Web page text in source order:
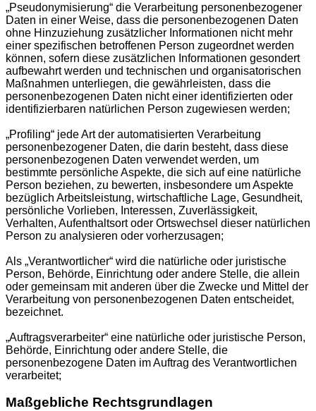
„Pseudonymisierung“ die Verarbeitung personenbezogener
Daten in einer Weise, dass die personenbezogenen Daten
ohne Hinzuziehung zusätzlicher Informationen nicht mehr
einer spezifischen betroffenen Person zugeordnet werden
können, sofern diese zusätzlichen Informationen gesondert
aufbewahrt werden und technischen und organisatorischen
Maßnahmen unterliegen, die gewährleisten, dass die
personenbezogenen Daten nicht einer identifizierten oder
identifizierbaren natürlichen Person zugewiesen werden;
„Profiling“ jede Art der automatisierten Verarbeitung
personenbezogener Daten, die darin besteht, dass diese
personenbezogenen Daten verwendet werden, um
bestimmte persönliche Aspekte, die sich auf eine natürliche
Person beziehen, zu bewerten, insbesondere um Aspekte
bezüglich Arbeitsleistung, wirtschaftliche Lage, Gesundheit,
persönliche Vorlieben, Interessen, Zuverlässigkeit,
Verhalten, Aufenthaltsort oder Ortswechsel dieser natürlichen
Person zu analysieren oder vorherzusagen;
Als „Verantwortlicher“ wird die natürliche oder juristische
Person, Behörde, Einrichtung oder andere Stelle, die allein
oder gemeinsam mit anderen über die Zwecke und Mittel der
Verarbeitung von personenbezogenen Daten entscheidet,
bezeichnet.
„Auftragsverarbeiter“ eine natürliche oder juristische Person,
Behörde, Einrichtung oder andere Stelle, die
personenbezogene Daten im Auftrag des Verantwortlichen
verarbeitet;
Maßgebliche Rechtsgrundlagen